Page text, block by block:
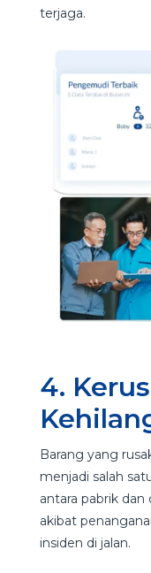
terjaga.
4.
Barang yang
menjadi salah
antara pabrik
akibat
insiden di jalan.